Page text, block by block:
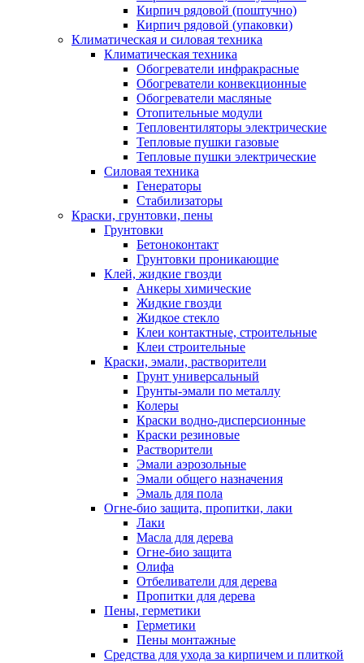
Кирпич рядовой (поштучно)
Кирпич рядовой (упаковки)
Климатическая и силовая техника
Климатическая техника
Обогреватели инфракрасные
Обогреватели конвекционные
Обогреватели масляные
Отопительные модули
Тепловентиляторы электрические
Тепловые пушки газовые
Тепловые пушки электрические
Силовая техника
Генераторы
Стабилизаторы
Краски, грунтовки, пены
Грунтовки
Бетоноконтакт
Грунтовки проникающие
Клей, жидкие гвозди
Анкеры химические
Жидкие гвозди
Жидкое стекло
Клеи контактные, строительные
Клеи строительные
Краски, эмали, растворители
Грунт универсальный
Грунты-эмали по металлу
Колеры
Краски водно-дисперсионные
Краски резиновые
Растворители
Эмали аэрозольные
Эмали общего назначения
Эмаль для пола
Огне-био защита, пропитки, лаки
Лаки
Масла для дерева
Огне-био защита
Олифа
Отбеливатели для дерева
Пропитки для дерева
Пены, герметики
Герметики
Пены монтажные
Средства для ухода за кирпичем и плиткой